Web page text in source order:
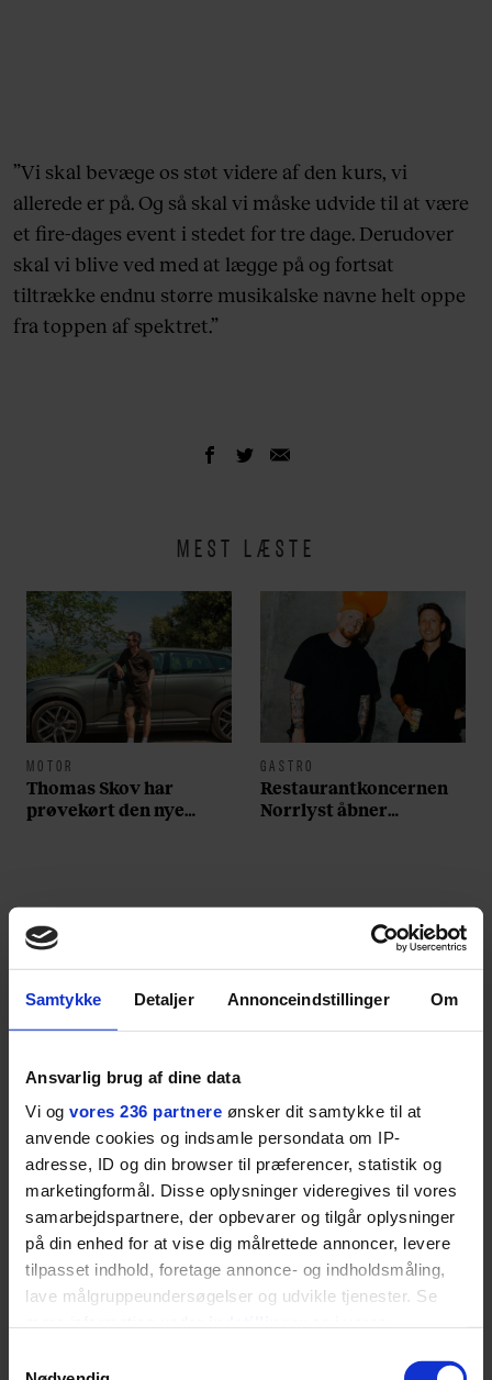
Samtykke Detaljer Annonceindstillinger Om
Ansvarlig brug af dine data
Vi og vores 236 partnere ønsker dit samtykke til at
anvende cookies og indsamle persondata om IP-
adresse, ID og din browser til præferencer, statistik og
marketingformål. Disse oplysninger videregives til vores
samarbejdspartnere, der opbevarer og tilgår oplysninger
på din enhed for at vise dig målrettede annoncer, levere
tilpasset indhold, foretage annonce- og indholdsmåling,
lave målgruppeundersøgelser og udvikle tjenester. Se
tilbage eller ændre indstillinger fra vores
”Vi skal bevæge os støt videre af den kurs, vi
allerede er på. Og så skal vi måske udvide til at være
et fire-dages event i stedet for tre dage. Derudover
skal vi blive ved med at lægge på og fortsat
tiltrække endnu større musikalske navne helt oppe
fra toppen af spektret.”
MEST LÆSTE
MOTOR
Thomas Skov har
prøvekørt den nye
GASTRO
Restaurantkoncernen
Norrlyst åbner